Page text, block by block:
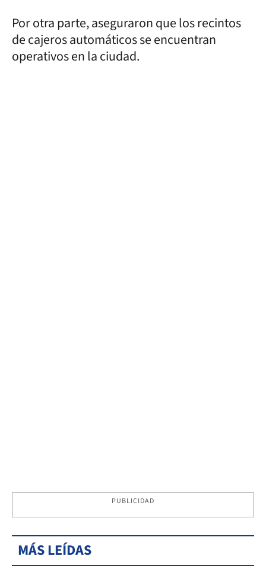
Por otra parte, aseguraron que los recintos
de cajeros automáticos se encuentran
operativos en la ciudad.
PUBLICIDAD
MÁS LEÍDAS